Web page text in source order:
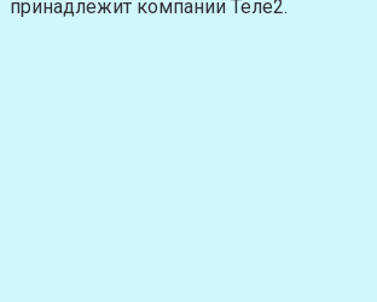
принадлежит компании Теле2.